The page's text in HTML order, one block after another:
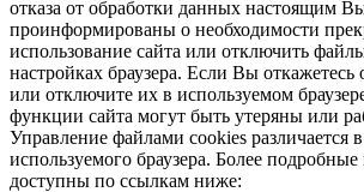
отказа от обработки данных настоящим
проинформированы о необходимости
использование сайта или отключить
настройках браузера. Если Вы откажетесь
или отключите их в используемом
функции сайта могут быть утеряны или
Управление файлами cookies различается
используемого браузера. Более
доступны по ссылкам ниже: